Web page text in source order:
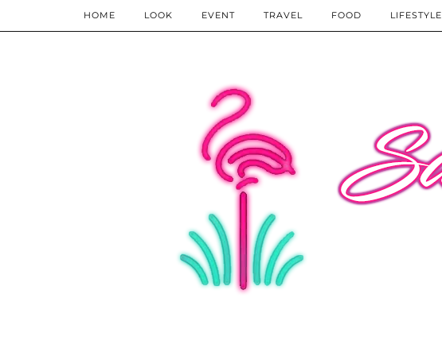
HOME LOOK EVENT TRAVEL FOOD LIFESTYLE